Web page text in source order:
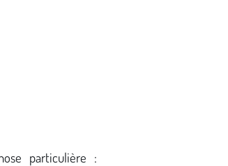
particulière :